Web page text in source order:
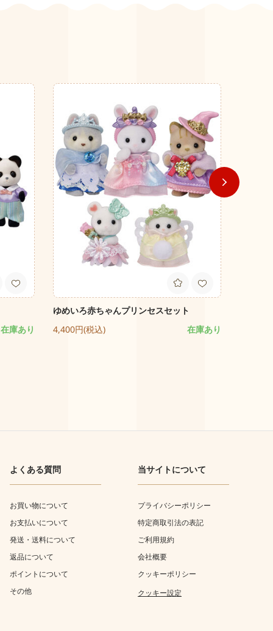
在庫あり
ゆめいろ赤ちゃんプリンセスセット
4,400円(税込)
在庫あり
よくある質問
お買い物について
お支払いについて
発送・送料について
返品について
ポイントについて
その他
当サイトについて
プライバシーポリシー
特定商取引法の表記
ご利用規約
会社概要
クッキーポリシー
クッキー設定